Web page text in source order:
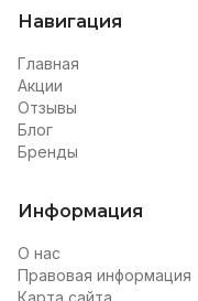
Навигация
Главная
Акции
Отзывы
Блог
Бренды
Информация
О нас
Правовая информация
Карта сайта